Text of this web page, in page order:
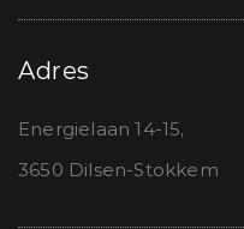
Adres
Energielaan 14-15,
3650 Dilsen-Stokkem